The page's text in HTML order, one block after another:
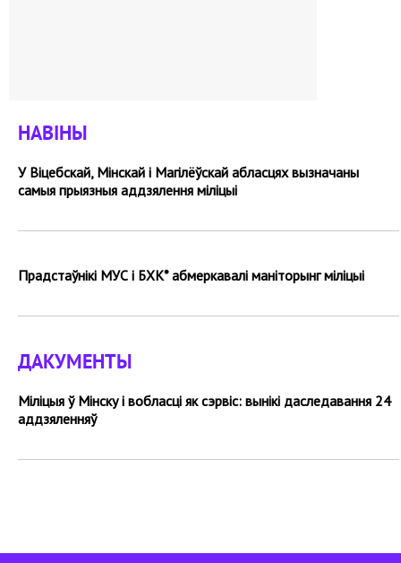
НАВІНЫ
У Віцебскай, Мінскай і Магілёўскай абласцях вызначаны
самыя прыязныя аддзялення міліцыі
Прадстаўнікі МУС і БХК* абмеркавалі маніторынг міліцыі
ДАКУМЕНТЫ
Міліцыя ў Мінску і вобласці як сэрвіс: вынікі даследавання 24
аддзяленняў